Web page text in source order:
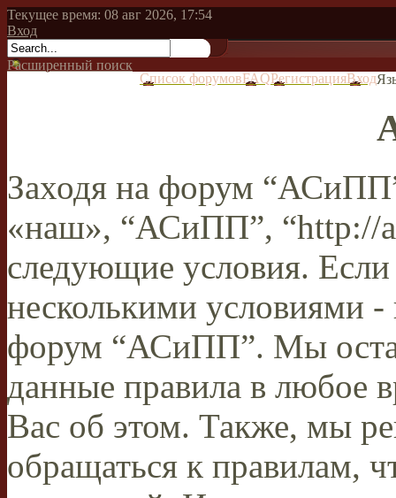
Текущее время: 08 авг 2026, 17:54
Вход
Расширенный поиск
Список форумовFAQРегистрацияВход
Заходя на форум
«наш», “АСиПП”, “http://
следующие условия.
несколькими условиями -
форум “АСиПП”. Мы
данные правила в любое
Вас об этом. Также, мы
обращаться к правилам,